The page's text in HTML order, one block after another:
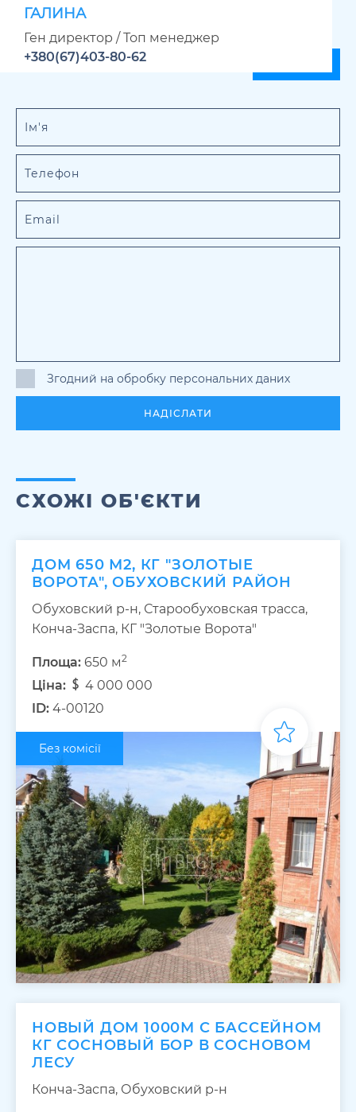
ГАЛИНА
Ген директор / Топ менеджер
+380(67)403-80-62
Згодний на обробку персональних даних
НАДІСЛАТИ
СХОЖІ ОБ'ЄКТИ
ДОМ 650 М2, КГ "ЗОЛОТЫЕ
ВОРОТА", ОБУХОВСКИЙ РАЙОН
Обуховский р-н, Старообуховская трасса,
Конча-Заспа, КГ "Золотые Ворота"
Площа: 650 м2
Ціна:
4 000 000
ID: 4-00120
Без комісії
НОВЫЙ ДОМ 1000М С БАССЕЙНОМ
КГ СОСНОВЫЙ БОР В СОСНОВОМ
ЛЕСУ
Конча-Заспа, Обуховский р-н